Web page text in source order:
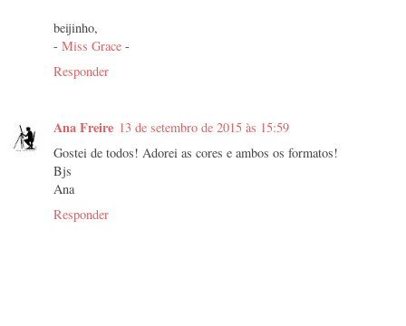
beijinho,
- Miss Grace -
Responder
Ana Freire 13 de setembro de 2015 às 15:59
Gostei de todos! Adorei as cores e ambos os formatos!
Bjs
Ana
Responder